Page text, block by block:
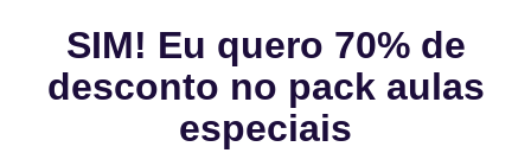
SIM! Eu quero 70% de
desconto no pack aulas
especiais